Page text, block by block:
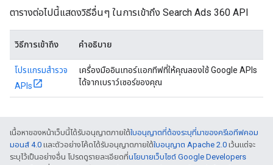
ตารางต่อไปนี้แสดงวิธีอื่นๆ ในการเข้าถึง Search Ads 360 API
วิธีการเข้าถึง คำอธิบาย
โปรแกรมสำรวจ
APIs
เครื่องมืออินเทอร์แอกทีฟที่ให้คุณลองใช้ Google APIs
ได้จากเบราว์เซอร์ของคุณ
เนื้อหาของหน้าเว็บนี้ได้รับอนุญาตภายใต้ใบอนุญาตที่ต้องระบุที่มาของครีเอทีฟคอม
มอนส์ 4.0 และตัวอย่างโค้ดได้รับอนุญาตภายใต้ใบอนุญาต Apache 2.0 เว้นแต่จะ
ระบุไว้เป็นอย่างอื่น โปรดดูรายละเอียดที่นโยบายเว็บไซต์ Google Developers